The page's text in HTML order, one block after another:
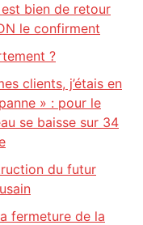
bien de retour
le confirment
?
clients, j’étais en
» : pour le
se baisse sur 34
du futur
fermeture de la